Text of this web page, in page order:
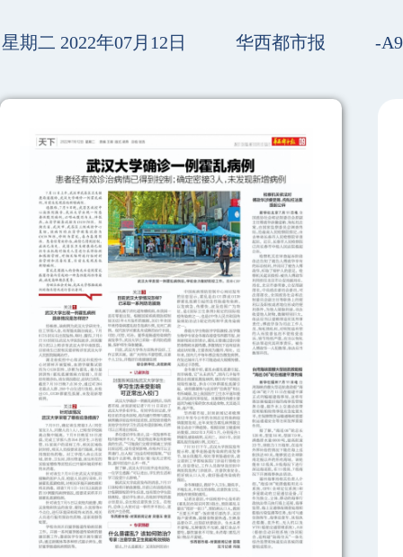
星期二 2022年07月12日 华西都市报 -